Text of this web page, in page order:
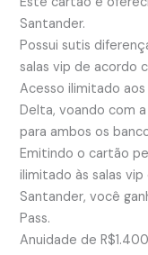
Santander.
Possui sutis
salas vip de acordo
Acesso ilimitado
Delta, voando com
para ambos os
Emitindo o cartão
ilimitado às salas
Santander, você
Pass.
Anuidade de